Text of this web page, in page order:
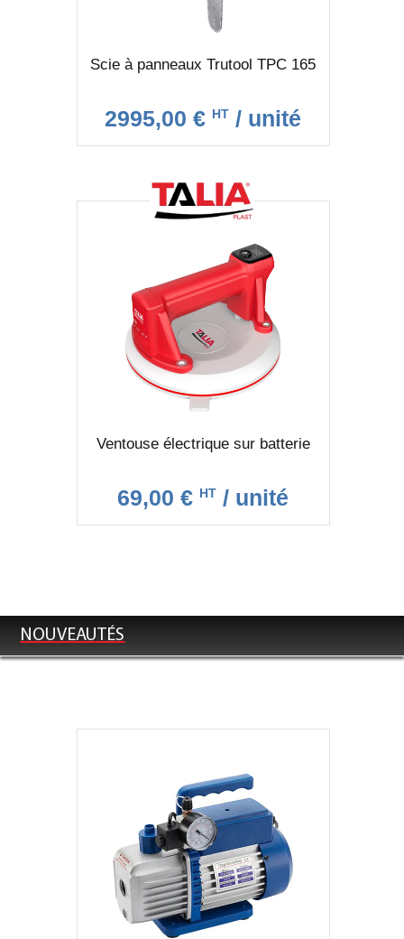
Scie à panneaux Trutool TPC 165
2995,00 € HT / unité
Ventouse électrique sur batterie
69,00 € HT / unité
NOUVEAUTÉS